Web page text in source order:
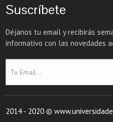
Suscríbete
Déjanos tu email y recibirás
informativo con las novedades
2014 - 2020 ©